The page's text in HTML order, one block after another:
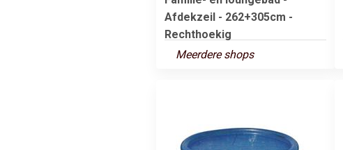
Afdekzeil - 262+305cm -
Rechthoekig
Meerdere shops